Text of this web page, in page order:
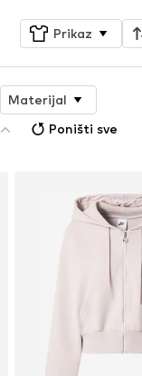
Prikaz
Materijal
Poništi sve